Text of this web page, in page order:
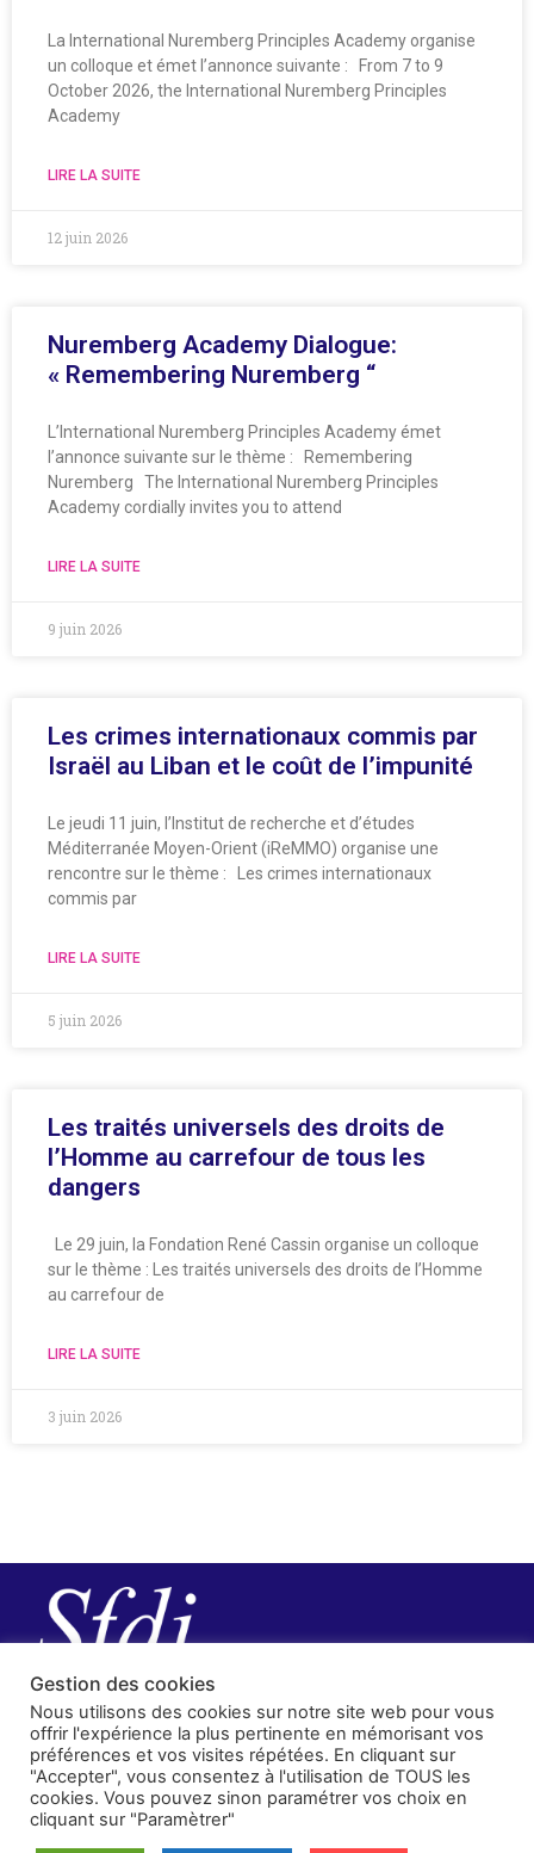
La International Nuremberg Principles Academy organise
un colloque et émet l’annonce suivante : From 7 to 9
October 2026, the International Nuremberg Principles
Academy
LIRE LA SUITE
12 juin 2026
Nuremberg Academy Dialogue:
« Remembering Nuremberg “
L’International Nuremberg Principles Academy émet
l’annonce suivante sur le thème : Remembering
Nuremberg The International Nuremberg Principles
Academy cordially invites you to attend
LIRE LA SUITE
9 juin 2026
Les crimes internationaux commis par
Israël au Liban et le coût de l’impunité
Le jeudi 11 juin, l’Institut de recherche et d’études
Méditerranée Moyen-Orient (iReMMO) organise une
rencontre sur le thème : Les crimes internationaux
commis par
LIRE LA SUITE
5 juin 2026
Les traités universels des droits de
l’Homme au carrefour de tous les
dangers
Le 29 juin, la Fondation René Cassin organise un colloque
sur le thème : Les traités universels des droits de l’Homme
au carrefour de
LIRE LA SUITE
3 juin 2026
Gestion des cookies
Nous utilisons des cookies sur notre site web pour vous
offrir l'expérience la plus pertinente en mémorisant vos
préférences et vos visites répétées. En cliquant sur
"Accepter", vous consentez à l'utilisation de TOUS les
cookies. Vous pouvez sinon paramétrer vos choix en
cliquant sur "Paramètrer"